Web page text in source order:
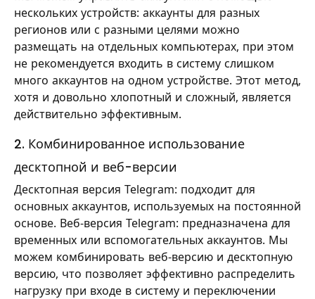
нескольких устройств: аккаунты для разных
регионов или с разными целями можно
размещать на отдельных компьютерах, при этом
не рекомендуется входить в систему слишком
много аккаунтов на одном устройстве. Этот метод,
хотя и довольно хлопотный и сложный, является
действительно эффективным.
2. Комбинированное использование
десктопной и веб-версии
Десктопная версия Telegram: подходит для
основных аккаунтов, используемых на постоянной
основе. Веб-версия Telegram: предназначена для
временных или вспомогательных аккаунтов. Мы
можем комбинировать веб-версию и десктопную
версию, что позволяет эффективно распределить
нагрузку при входе в систему и переключении